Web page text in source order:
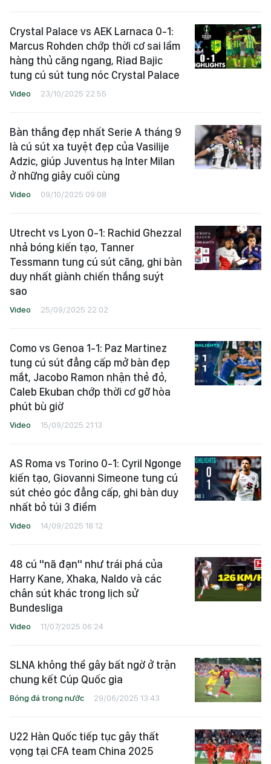
Crystal Palace vs AEK Larnaca 0-1:
Marcus Rohden chớp thời cơ sai lầm
hàng thủ căng ngang, Riad Bajic
tung cú sút tung nóc Crystal Palace
Video 23/10/2025 22:55
Bàn thắng đẹp nhất Serie A tháng 9
là cú sút xa tuyệt đẹp của Vasilije
Adzic, giúp Juventus hạ Inter Milan
ở những giây cuối cùng
Video 09/10/2025 09:08
Utrecht vs Lyon 0-1: Rachid Ghezzal
nhả bóng kiến tạo, Tanner
Tessmann tung cú sút căng, ghi bàn
duy nhất giành chiến thắng suýt
sao
Video 25/09/2025 22:02
Como vs Genoa 1-1: Paz Martinez
tung cú sút đẳng cấp mở bàn đẹp
mắt, Jacobo Ramon nhận thẻ đỏ,
Caleb Ekuban chớp thời cơ gỡ hòa
phút bù giờ
Video 15/09/2025 21:13
AS Roma vs Torino 0-1: Cyril Ngonge
kiến tạo, Giovanni Simeone tung cú
sút chéo góc đẳng cấp, ghi bàn duy
nhất bỏ túi 3 điểm
Video 14/09/2025 18:12
48 cú "nã đạn" như trái phá của
Harry Kane, Xhaka, Naldo và các
chân sút khác trong lịch sử
Bundesliga
Video 11/07/2025 06:24
SLNA không thể gây bất ngờ ở trận
chung kết Cúp Quốc gia
Bóng đá trong nước 29/06/2025 13:43
U22 Hàn Quốc tiếp tục gây thất
vọng tại CFA team China 2025